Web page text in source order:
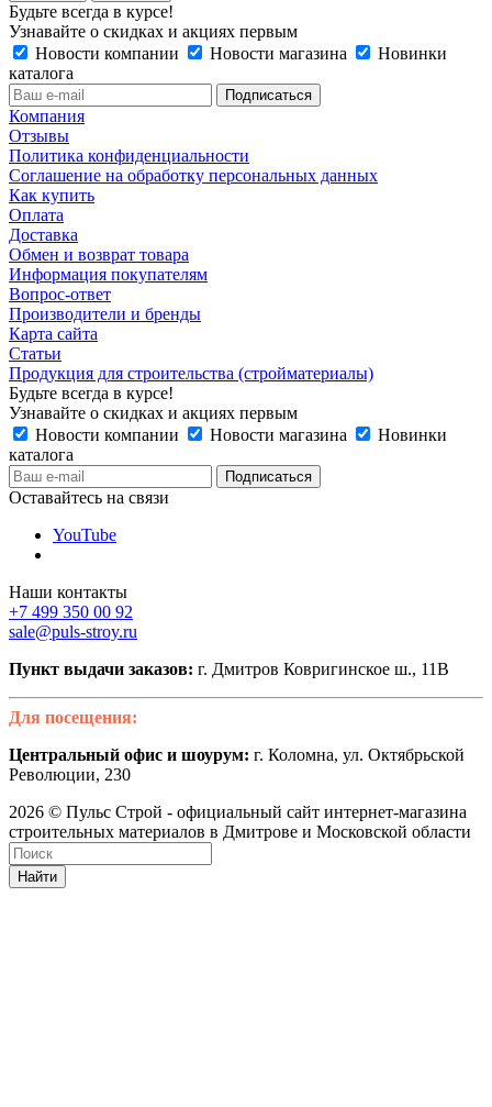
Будьте всегда в курсе!
Узнавайте о скидках и акциях первым
Новости компании
Новости магазина
Новинки
каталога
Компания
Отзывы
Политика конфиденциальности
Соглашение на обработку персональных данных
Как купить
Оплата
Доставка
Обмен и возврат товара
Информация покупателям
Вопрос-ответ
Производители и бренды
Карта сайта
Статьи
Продукция для строительства (стройматериалы)
Будьте всегда в курсе!
Узнавайте о скидках и акциях первым
Новости компании
Новости магазина
Новинки
каталога
Оставайтесь на связи
YouTube
Наши контакты
+7 499 350 00 92
sale@puls-stroy.ru
Пункт выдачи заказов: г. Дмитров Ковригинское ш., 11В
Для посещения:
Центральный офис и шоурум: г. Коломна, ул. Октябрьской
Революции, 230
2026 © Пульс Строй - официальный сайт интернет-магазина
строительных материалов в Дмитрове и Московской области
Найти